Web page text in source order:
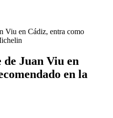
Viu en Cádiz, entra como
Juan Viu en
en la